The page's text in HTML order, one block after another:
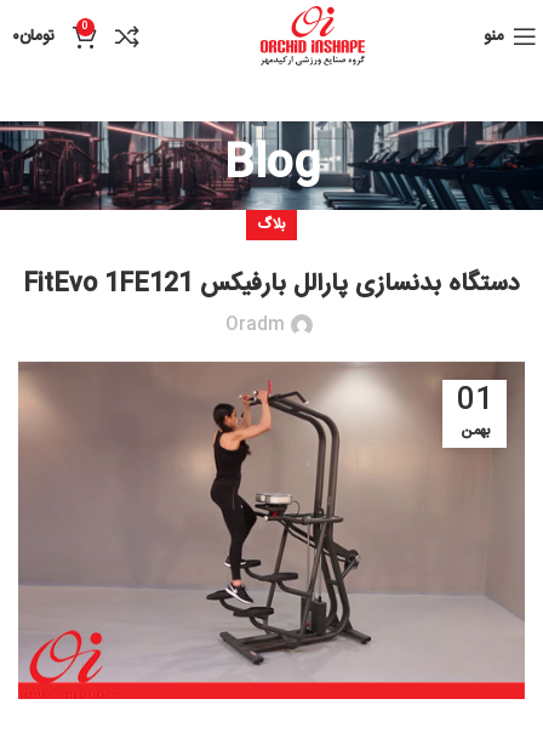
منو 0 تومان۰
Blog
بلاگ
دستگاه بدنسازی پارالل بارفیکس FitEvo 1FE121
Oradm
01
بهمن